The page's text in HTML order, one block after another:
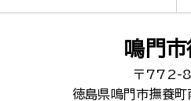
鳴門
〒772-
徳島県鳴門市撫養